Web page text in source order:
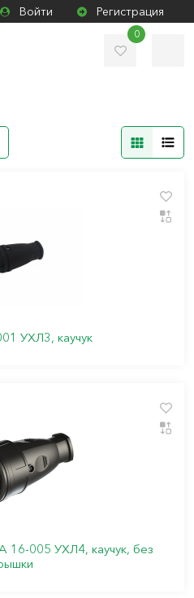
Войти Регистрация
0
УХЛ3, каучук
16-005 УХЛ4, каучук, без